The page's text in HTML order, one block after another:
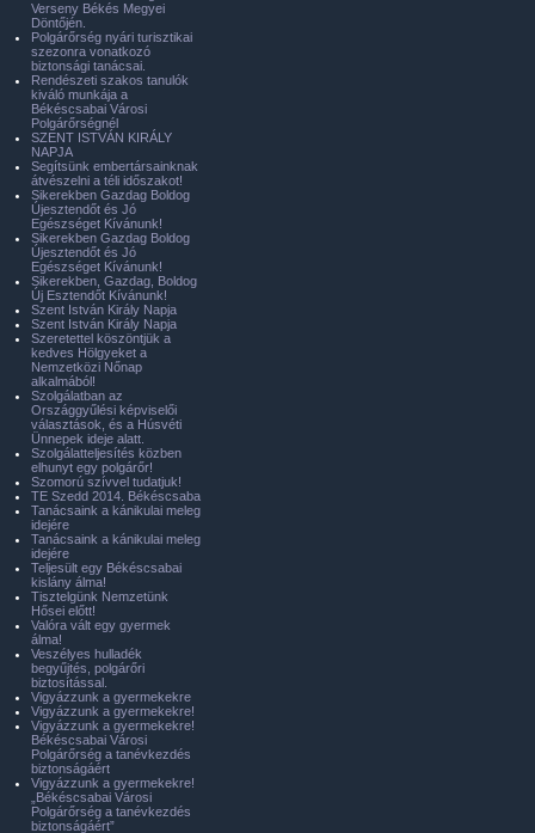
Verseny Békés Megyei
Döntőjén.
Polgárőrség nyári turisztikai
szezonra vonatkozó
biztonsági tanácsai.
Rendészeti szakos tanulók
kiváló munkája a
Békéscsabai Városi
Polgárőrségnél
SZENT ISTVÁN KIRÁLY
NAPJA
Segítsünk embertársainknak
átvészelni a téli időszakot!
Sikerekben Gazdag Boldog
Újesztendőt és Jó
Egészséget Kívánunk!
Sikerekben Gazdag Boldog
Újesztendőt és Jó
Egészséget Kívánunk!
Sikerekben, Gazdag, Boldog
Új Esztendőt Kívánunk!
Szent István Király Napja
Szent István Király Napja
Szeretettel köszöntjük a
kedves Hölgyeket a
Nemzetközi Nőnap
alkalmából!
Szolgálatban az
Országgyűlési képviselői
választások, és a Húsvéti
Ünnepek ideje alatt.
Szolgálatteljesítés közben
elhunyt egy polgárőr!
Szomorú szívvel tudatjuk!
TE Szedd 2014. Békéscsaba
Tanácsaink a kánikulai meleg
idejére
Tanácsaink a kánikulai meleg
idejére
Teljesült egy Békéscsabai
kislány álma!
Tisztelgünk Nemzetünk
Hősei előtt!
Valóra vált egy gyermek
álma!
Veszélyes hulladék
begyűjtés, polgárőri
biztosítással.
Vigyázzunk a gyermekekre
Vigyázzunk a gyermekekre!
Vigyázzunk a gyermekekre!
Békéscsabai Városi
Polgárőrség a tanévkezdés
biztonságáért
Vigyázzunk a gyermekekre!
„Békéscsabai Városi
Polgárőrség a tanévkezdés
biztonságáért”